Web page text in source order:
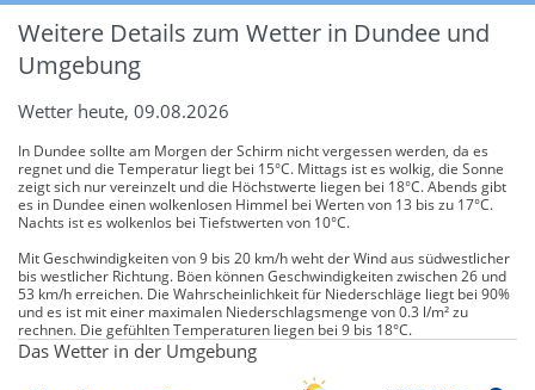
Weitere Details zum Wetter in Dundee und
Umgebung
Wetter heute, 09.08.2026
In Dundee sollte am Morgen der Schirm nicht vergessen werden, da es
regnet und die Temperatur liegt bei 15°C. Mittags ist es wolkig, die Sonne
zeigt sich nur vereinzelt und die Höchstwerte liegen bei 18°C. Abends gibt
es in Dundee einen wolkenlosen Himmel bei Werten von 13 bis zu 17°C.
Nachts ist es wolkenlos bei Tiefstwerten von 10°C.
Mit Geschwindigkeiten von 9 bis 20 km/h weht der Wind aus südwestlicher
bis westlicher Richtung. Böen können Geschwindigkeiten zwischen 26 und
53 km/h erreichen. Die Wahrscheinlichkeit für Niederschläge liegt bei 90%
und es ist mit einer maximalen Niederschlagsmenge von 0.3 l/m² zu
rechnen. Die gefühlten Temperaturen liegen bei 9 bis 18°C.
Das Wetter in der Umgebung